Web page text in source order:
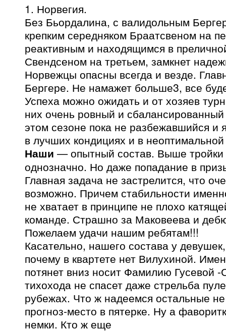
1. Норвегия.
Без Бьордалина, с валидольным
крепким середняком Браатсвеном на
реактивным и находящимся в
Свендсеном на третьем, замкнет
Норвежцы опасны всегда и везде.
Бергере. Не намажет больше3, все
Успеха можно ожидать и от хозяев
них очень ровный и
этом сезоне пока не разбежавшийся и
в лучших кондициях и в
Наши — опытный состав. Выше тройки
однозначно. Но даже попадание в
Главная задача не застрелится, что
возможно. Причем стабильности
не хватает в принципе не плохо
команде. Страшно за Маковеева и
Пожелаем удачи нашим ребятам!!!
Касательно, нашего состава у
почему в квартете нет Вилухиной.
потянет вниз носит Фамилию Гусевой -
тихохода не спасет даже стрельба
рубежах. Что ж надеемся остальные
прогноз-место в пятерке. Ну а
немки. Кто ж еще